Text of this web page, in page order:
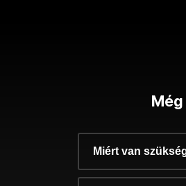
Miért van